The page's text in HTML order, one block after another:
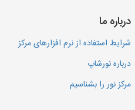
درباره ما
شرایط استفاده از نرم افزارهای مرکز
درباره نورشاپ
مرکز نور را بشناسیم